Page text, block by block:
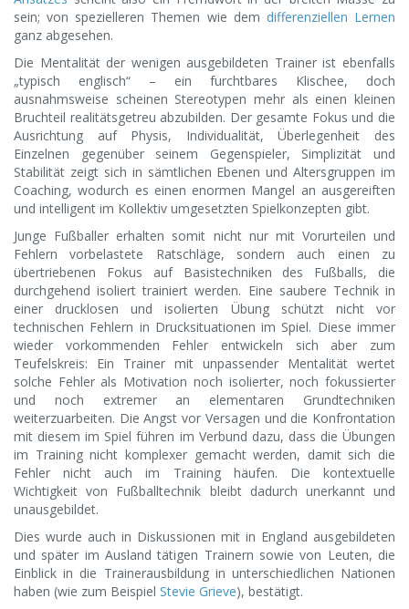
sein; von spezielleren Themen wie dem differenziellen Lernen
ganz abgesehen.
Die Mentalität der wenigen ausgebildeten Trainer ist ebenfalls
„typisch englisch“ – ein furchtbares Klischee, doch
ausnahmsweise scheinen Stereotypen mehr als einen kleinen
Bruchteil realitätsgetreu abzubilden. Der gesamte Fokus und die
Ausrichtung auf Physis, Individualität, Überlegenheit des
Einzelnen gegenüber seinem Gegenspieler, Simplizität und
Stabilität zeigt sich in sämtlichen Ebenen und Altersgruppen im
Coaching, wodurch es einen enormen Mangel an ausgereiften
und intelligent im Kollektiv umgesetzten Spielkonzepten gibt.
Junge Fußballer erhalten somit nicht nur mit Vorurteilen und
Fehlern vorbelastete Ratschläge, sondern auch einen zu
übertriebenen Fokus auf Basistechniken des Fußballs, die
durchgehend isoliert trainiert werden. Eine saubere Technik in
einer drucklosen und isolierten Übung schützt nicht vor
technischen Fehlern in Drucksituationen im Spiel. Diese immer
wieder vorkommenden Fehler entwickeln sich aber zum
Teufelskreis: Ein Trainer mit unpassender Mentalität wertet
solche Fehler als Motivation noch isolierter, noch fokussierter
und noch extremer an elementaren Grundtechniken
weiterzuarbeiten. Die Angst vor Versagen und die Konfrontation
mit diesem im Spiel führen im Verbund dazu, dass die Übungen
im Training nicht komplexer gemacht werden, damit sich die
Fehler nicht auch im Training häufen. Die kontextuelle
Wichtigkeit von Fußballtechnik bleibt dadurch unerkannt und
unausgebildet.
Dies wurde auch in Diskussionen mit in England ausgebildeten
und später im Ausland tätigen Trainern sowie von Leuten, die
Einblick in die Trainerausbildung in unterschiedlichen Nationen
haben (wie zum Beispiel Stevie Grieve), bestätigt.